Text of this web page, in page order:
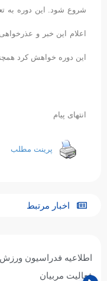
شروع شود. این دوره به
اعلام این خبر و
این دوره خواهش کرد
انتهای پیام
پرینت مطلب
اخبار مرتبط
اطلاعیه فدراسیون
فعالیت مربیان